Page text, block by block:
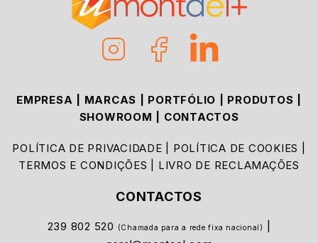
EMPRESA MARCAS PORTFÓLIO PRODUTOS
SHOWROOM
CONTACTOS
POLÍTICA DE PRIVACIDADE POLÍTICA DE COOKIES
TERMOS E CONDIÇÕES
LIVRO DE RECLAMAÇÕES
CONTACTOS
239 802 520 (Chamada para a rede fixa nacional)